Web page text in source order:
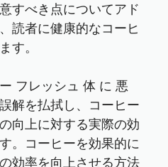
すべき点についてアド
読者に健康的なコーヒ
す。
フレッシュ 体 に 悪
解を払拭し、コーヒー
向上に対する実際の効
。コーヒーを効果的に
効率を向上させる方法